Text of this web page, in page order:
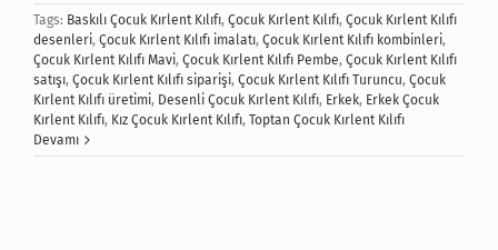
Tags: Baskılı Çocuk Kırlent Kılıfı, Çocuk Kırlent Kılıfı, Çocuk Kırlent Kılıfı
desenleri, Çocuk Kırlent Kılıfı imalatı, Çocuk Kırlent Kılıfı kombinleri,
Çocuk Kırlent Kılıfı Mavi, Çocuk Kırlent Kılıfı Pembe, Çocuk Kırlent Kılıfı
satışı, Çocuk Kırlent Kılıfı siparişi, Çocuk Kırlent Kılıfı Turuncu, Çocuk
Kırlent Kılıfı üretimi, Desenli Çocuk Kırlent Kılıfı, Erkek, Erkek Çocuk
Kırlent Kılıfı, Kız Çocuk Kırlent Kılıfı, Toptan Çocuk Kırlent Kılıfı
Devamı